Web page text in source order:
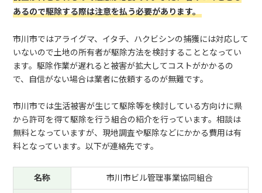
あるので駆除する際は注意を払う必要があります。
市川市ではアライグマ、イタチ、ハクビシンの捕獲には対応して
いないので土地の所有者が駆除方法を検討することとなってい
ます。駆除作業が遅れると被害が拡大してコストがかかるの
で、自信がない場合は業者に依頼するのが無難です。
市川市では生活被害が生じて駆除等を検討している方向けに県
から許可を得て駆除を行う組合の紹介を行っています。相談は
無料となっていますが、現地調査や駆除などにかかる費用は有
料となっています。以下が連絡先です。
名称
市川市ビル管理事業協同組合